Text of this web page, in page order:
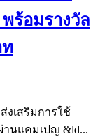
ร้อมรางวัล
ท
งเสริมการใช้
นแคมเปญ &ld...